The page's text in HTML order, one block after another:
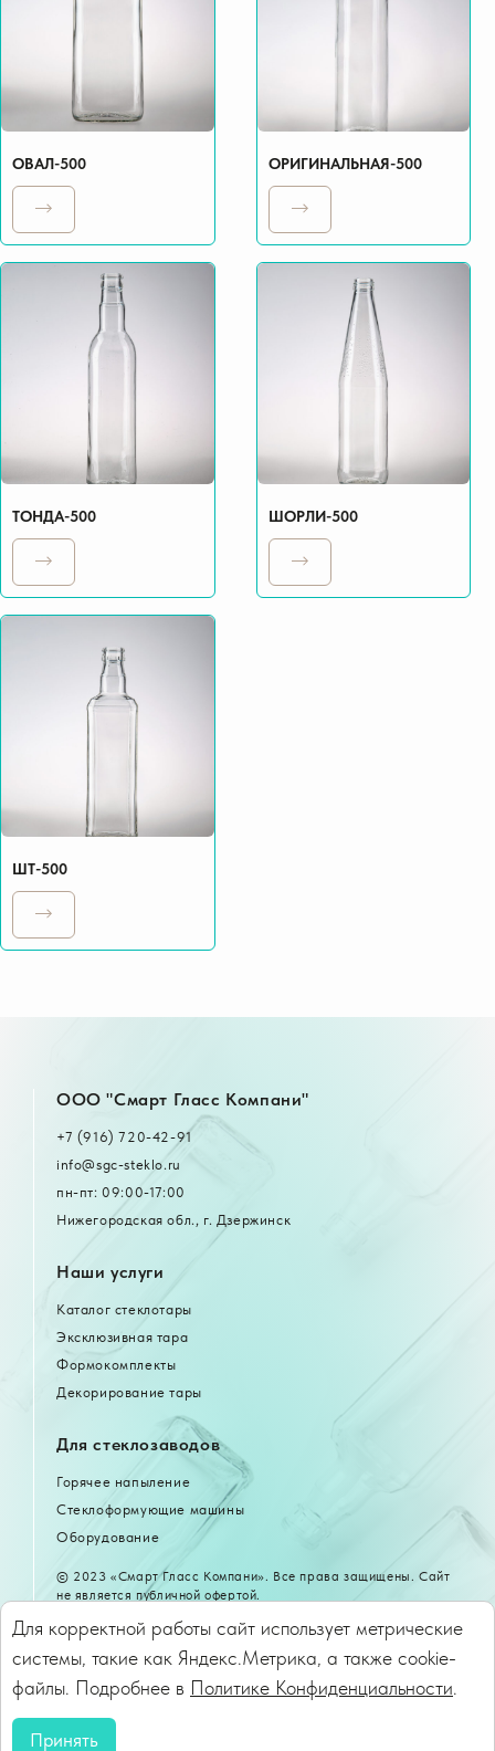
ОВАЛ-500 ОРИГИНАЛЬНАЯ-500
ТОНДА-500 ШОРЛИ-500
ШТ-500
OOO "Смарт Гласс Компани"
+7 (916) 720-42-91
info@sgc-steklo.ru
пн-пт: 09:00-17:00
Нижегородская обл., г. Дзержинск
Наши услуги
Каталог стеклотары
Эксклюзивная тара
Формокомплекты
Декорирование тары
Для стеклозаводов
Горячее напыление
Стеклоформующие машины
Оборудование
© 2023 «Смарт Гласс Компани». Все права защищены. Сайт
не является публичной офертой.
Сайт разработан в компании
Политика конфиденциальности
Для корректной работы сайт использует метрические
системы, такие как Яндекс.Метрика, а также cookie-
файлы. Подробнее в Политике Конфиденциальности.
Принять